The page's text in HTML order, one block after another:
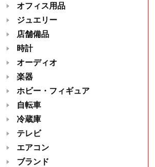
オフィス用品
ジュエリー
店舗備品
時計
オーディオ
楽器
ホビー・フィギュア
自転車
冷蔵庫
テレビ
エアコン
ブランド